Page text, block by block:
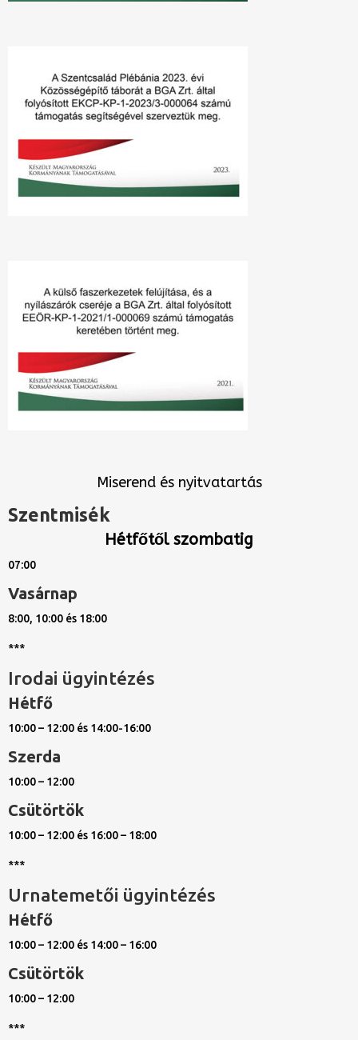
Miserend és nyitvatartás
Szentmisék
Hétfőtől szombatig
07:00
Vasárnap
8:00, 10:00 és 18:00
***
Irodai ügyintézés
Hétfő
10:00 – 12:00 és 14:00-16:00
Szerda
10:00 – 12:00
Csütörtök
10:00 – 12:00 és 16:00 – 18:00
***
Urnatemetői ügyintézés
Hétfő
10:00 – 12:00 és 14:00 – 16:00
Csütörtök
10:00 – 12:00
***